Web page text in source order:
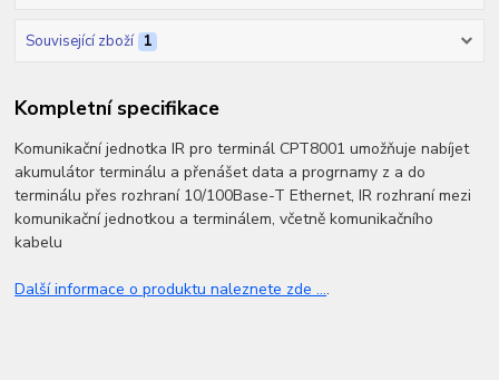
Související zboží 1
Kompletní specifikace
Komunikační jednotka IR pro terminál CPT8001 umožňuje nabíjet
akumulátor terminálu a přenášet data a progrnamy z a do
terminálu přes rozhraní 10/100Base-T Ethernet, IR rozhraní mezi
komunikační jednotkou a terminálem, včetně komunikačního
kabelu
Další informace o produktu naleznete zde ....